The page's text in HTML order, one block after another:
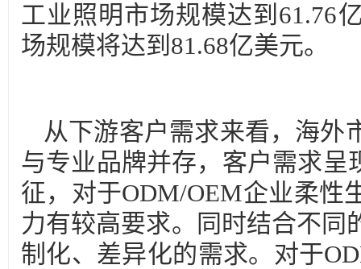
工业照明市场规模达到61.76
场规模将达到81.68亿美元。
从下游客户需求来看，海外
与专业品牌并存，客户需求呈
征，对于ODM/OEM企业柔性
力有较高要求。同时结合不同
制化、差异化的需求。对于